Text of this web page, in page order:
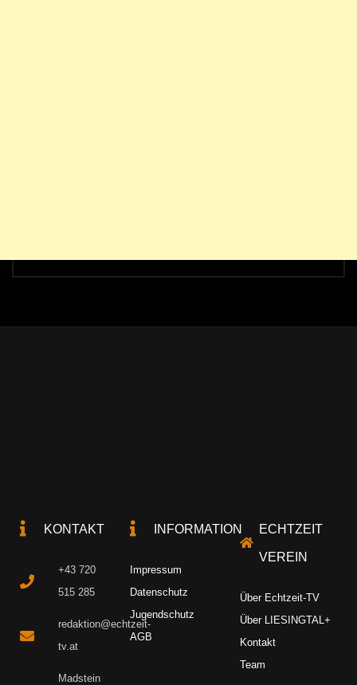
KONTAKT
+43 720
515 285
redaktion@echtzeit-
tv.at
Madstein
INFORMATION
Impressum
Datenschutz
Jugendschutz
AGB
ECHTZEIT
VEREIN
Über Echtzeit-TV
Über LIESINGTAL+
Kontakt
Team